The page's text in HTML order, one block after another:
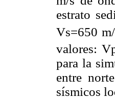
estrato
Vs=650
valores:
para la
entre
sísmicos